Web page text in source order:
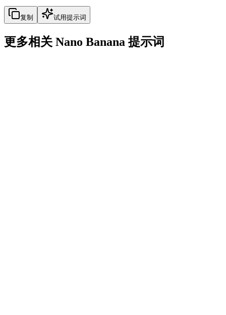
复制 试用提示词
更多相关 Nano Banana 提示词